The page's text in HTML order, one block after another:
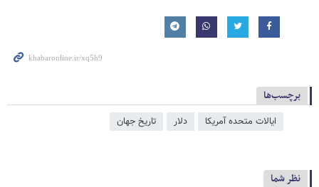
برچسب‌ها
ایالات متحده آمریکا دلار تاریخ جهان
نظر شما